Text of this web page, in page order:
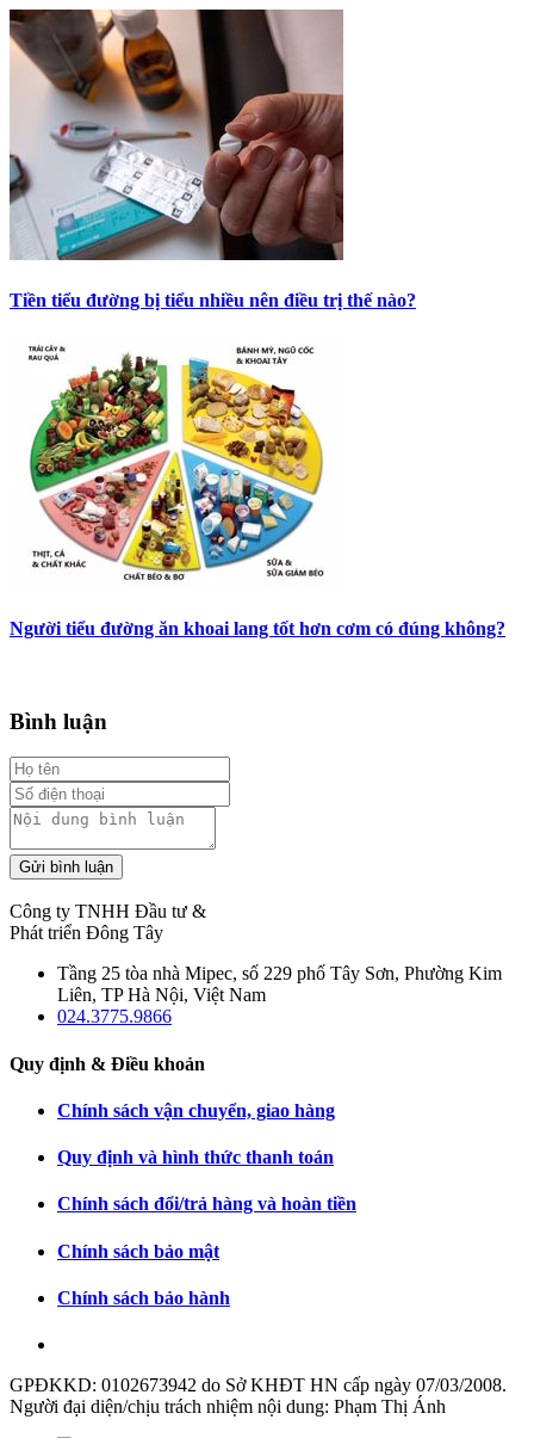
Tiền tiểu đường bị tiểu nhiều nên điều trị thế nào?
Người tiểu đường ăn khoai lang tốt hơn cơm có đúng không?
Bình luận
Gửi bình luận
Công ty TNHH Đầu tư &
Phát triển Đông Tây
Tầng 25 tòa nhà Mipec, số 229 phố Tây Sơn, Phường Kim
Liên, TP Hà Nội, Việt Nam
024.3775.9866
Quy định & Điều khoản
Chính sách vận chuyển, giao hàng
Quy định và hình thức thanh toán
Chính sách đổi/trả hàng và hoàn tiền
Chính sách bảo mật
Chính sách bảo hành
GPĐKKD: 0102673942 do Sở KHĐT HN cấp ngày 07/03/2008.
Người đại diện/chịu trách nhiệm nội dung: Phạm Thị Ánh